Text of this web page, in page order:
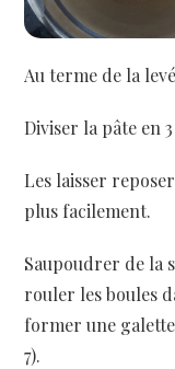
Au terme de la
Diviser la pâte en
Les laisser
plus facilement.
Saupoudrer de la
rouler les boules
former une galette
7).